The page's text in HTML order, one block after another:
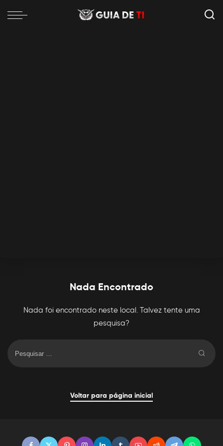
Nada Encontrado
Nada foi encontrado neste local. Talvez tente uma
pesquisa?
Voltar para página inicial